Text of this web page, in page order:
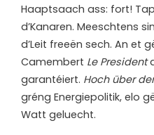
Haaptsaach ass: fort!
d’Kanaren. Meeschtens
d’Leit freeën sech. An et
Camembert Le President
garantéiert. Hoch über
gréng Energiepolitik, elo
Watt geluecht.